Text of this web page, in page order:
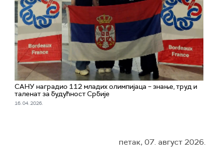
САНУ наградио 112 младих олимпијаца – знање, труд и
таленат за будућност Србије
16. 04. 2026.
петак, 07. август 2026.